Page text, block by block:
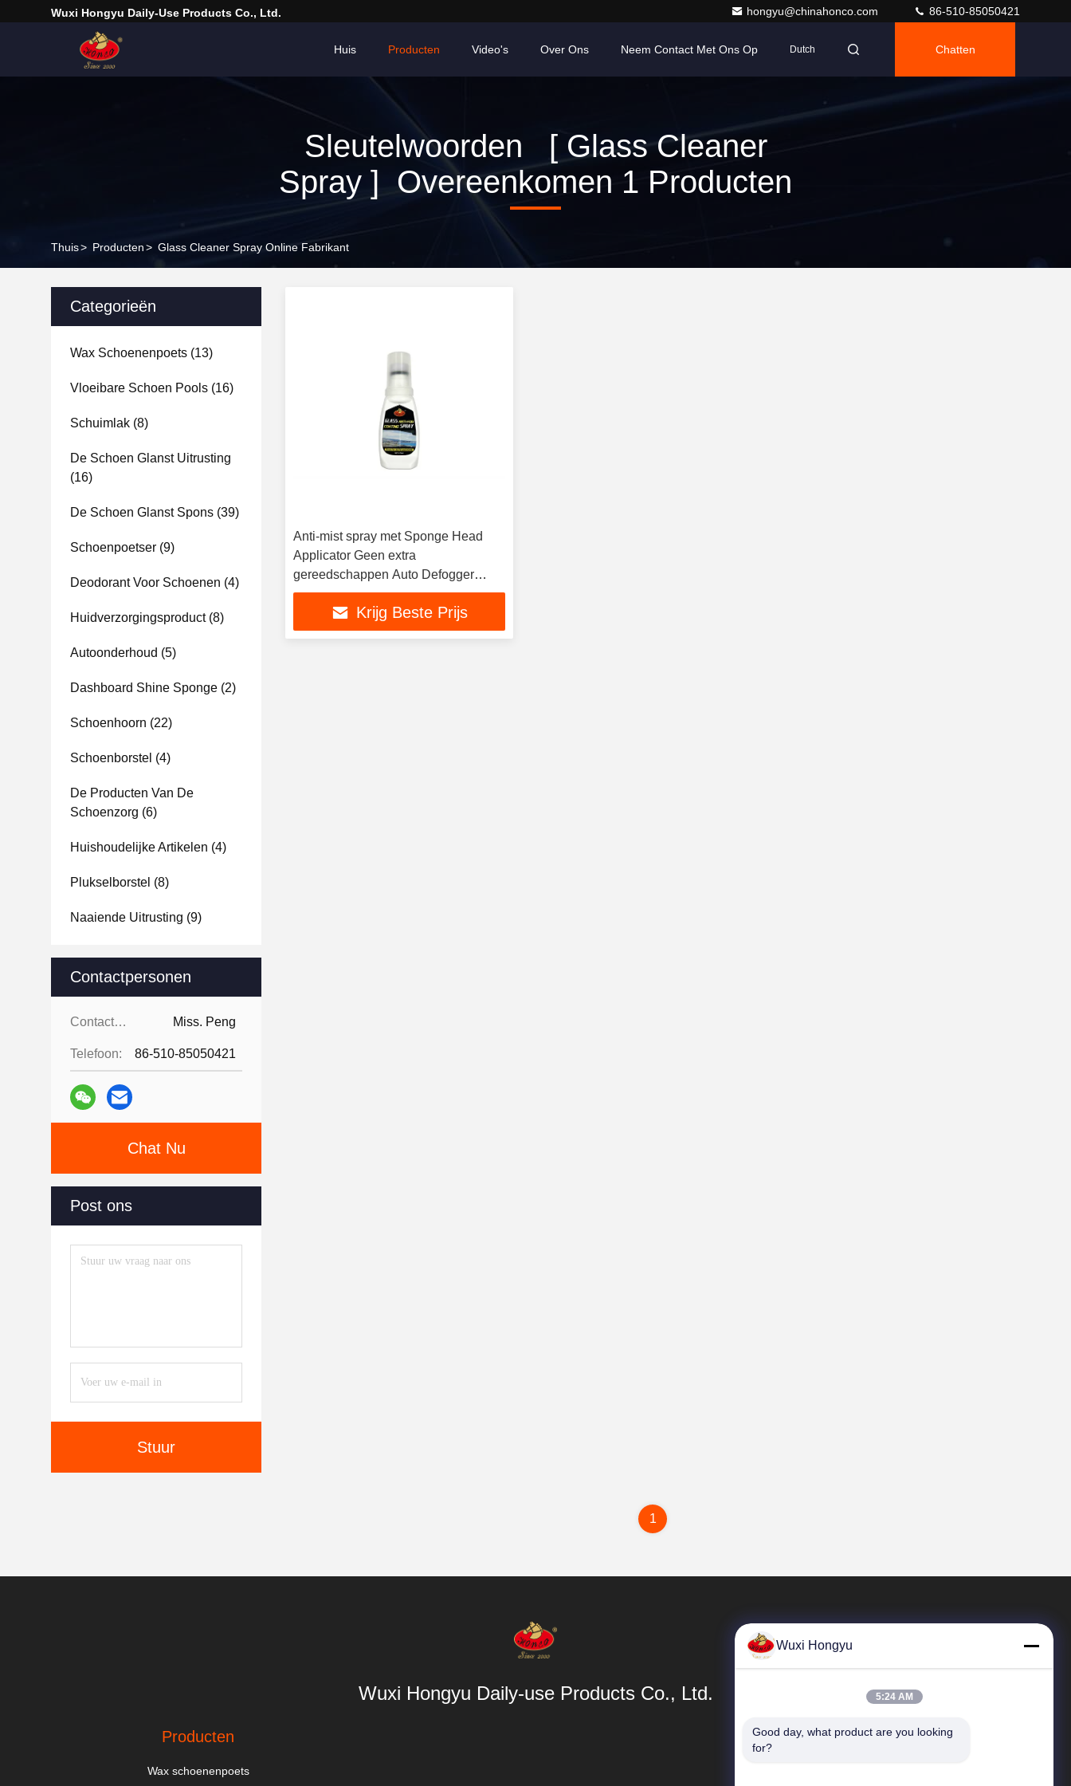
Wuxi Hongyu Daily-Use Products Co., Ltd. hongyu@chinahonco.com 86-510-85050421
Huis Producten Video's Over Ons Neem Contact Met Ons Op Dutch Chatten
Sleutelwoorden [ Glass Cleaner
Spray ] Overeenkomen 1 Producten
Thuis> Producten> Glass Cleaner Spray Online Fabrikant
Categorieën
Wax Schoenenpoets (13)
Vloeibare Schoen Pools (16)
Schuimlak (8)
De Schoen Glanst Uitrusting
(16)
De Schoen Glanst Spons (39)
Schoenpoetser (9)
Deodorant Voor Schoenen (4)
Huidverzorgingsproduct(8)
Autoonderhoud (5)
Dashboard Shine Sponge (2)
Schoenhoorn (22)
Schoenborstel (4)
De Producten Van De
Schoenzorg (6)
Huishoudelijke Artikelen (4)
Plukselborstel (8)
Naaiende Uitrusting (9)
Contactpersonen
Contactpersonen: Miss. Peng
Telefoon: 86-510-85050421
Chat Nu
Post ons
Stuur
Anti-mist spray met Sponge Head
Applicator Geen extra
gereedschappen Auto Defogger
Glasreiniger spray Liquid Agent
Krijg Beste Prijs
1
Wuxi Hongyu Daily-use Products Co., Ltd.
Producten
Wax schoenenpoets
Snelle Links
Wuxi Hongyu
5:24 AM
Good day, what product are you looking
for?